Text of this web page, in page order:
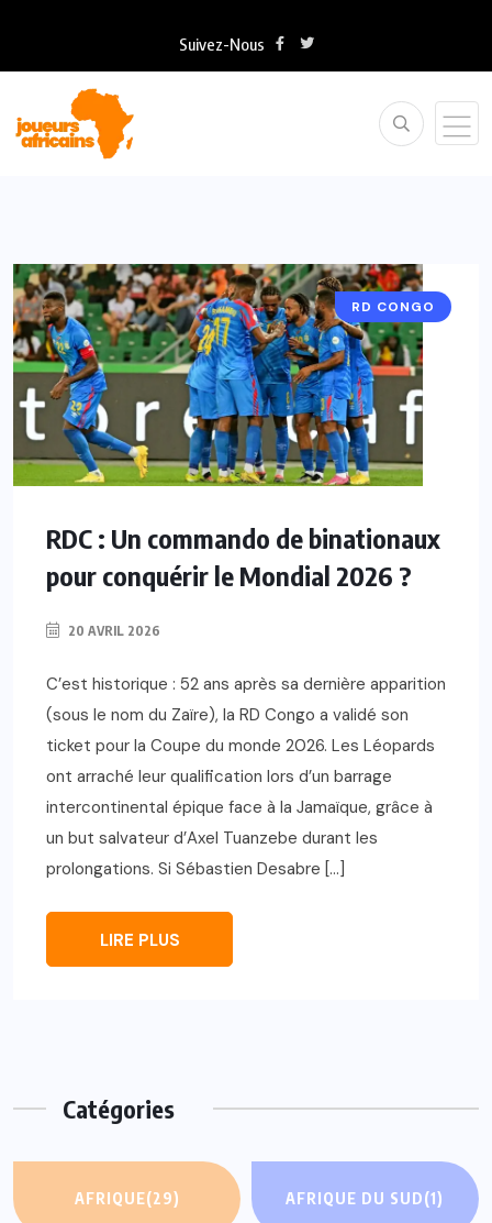
Suivez-Nous
RD CONGO
RDC : Un commando de binationaux
pour conquérir le Mondial 2026 ?
20 AVRIL 2026
C’est historique : 52 ans après sa dernière apparition
(sous le nom du Zaïre), la RD Congo a validé son
ticket pour la Coupe du monde 2026. Les Léopards
ont arraché leur qualification lors d’un barrage
intercontinental épique face à la Jamaïque, grâce à
un but salvateur d’Axel Tuanzebe durant les
prolongations. Si Sébastien Desabre […]
LIRE PLUS
Catégories
AFRIQUE(29) AFRIQUE DU SUD(1)